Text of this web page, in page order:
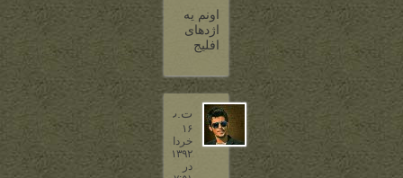
اونم یه
اژدهای
افلیج
ت.ت
۱۶
خرداد
۱۳۹۲
در